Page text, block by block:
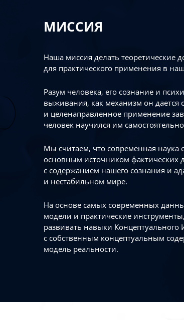
МИССИЯ
Наша миссия делать теоретические
для практического применения в
Разум человека, его сознание и
выживания, как механизм он дается
и целенаправленное применение
человек научился им
Мы считаем, что современная наука
основным источником фактических
с содержанием нашего сознания и
и нестабильном мире.
На основе самых современных
модели и практические
развивать навыки Концептуального
с собственным концептуальным
модель реальности.